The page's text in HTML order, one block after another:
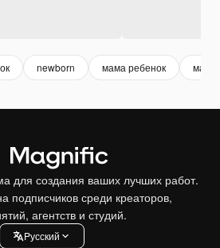
newborn мама ребенок
для создания ваших лучших работ.
подписчиков среди креаторов,
агентств и студий.
Pусский